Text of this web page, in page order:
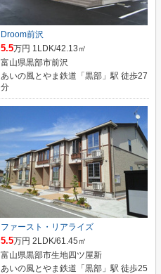
Droom前沢
5.5万円 1LDK/42.13㎡
富山県黒部市前沢
あいの風とやま鉄道「黒部」駅 徒歩27
分
ファースト・リアライズ
5.5万円 2LDK/61.45㎡
富山県黒部市生地四ツ屋新
あいの風とやま鉄道「黒部」駅 徒歩25